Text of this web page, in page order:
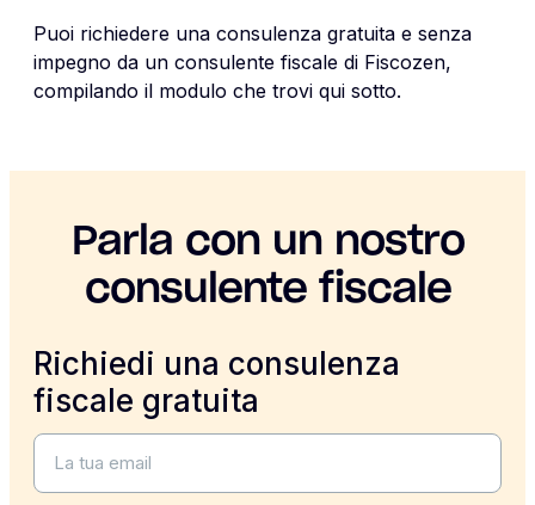
Puoi richiedere una consulenza gratuita e senza
impegno da un consulente fiscale di Fiscozen,
compilando il modulo che trovi qui sotto.
Parla con un nostro
consulente fiscale
Richiedi una consulenza
fiscale gratuita